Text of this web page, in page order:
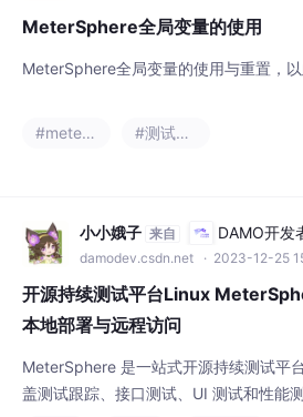
MeterSphere全局变量的使用
MeterSphere全局变量的使用与重置，
#metersphere
#测试工具
小小娥子 来自 DAMO开发
damodev.csdn.net · 2023-12-25
开源持续测试平台Linux
本地部署与远程访问
MeterSphere 是一站式开源持续测试平
盖测试跟踪、接口测试、UI 测试和性能